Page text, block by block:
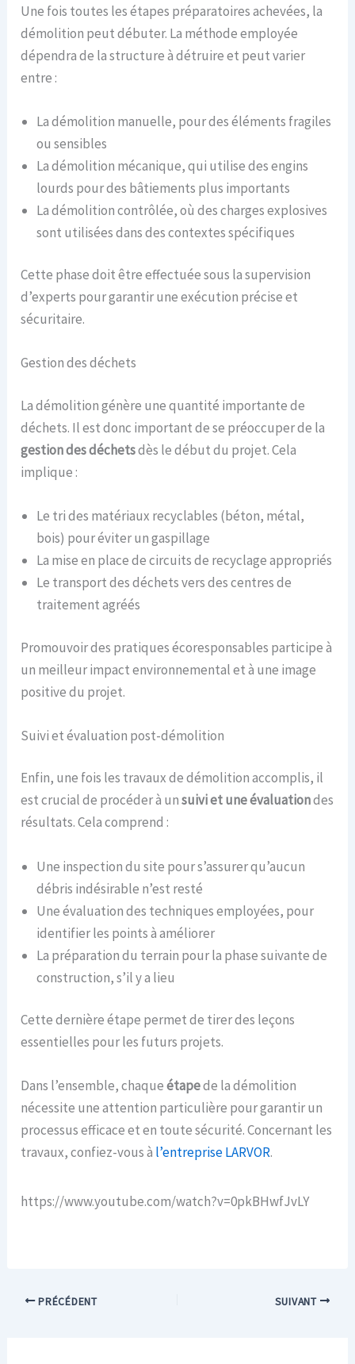
Une fois toutes les étapes préparatoires achevées, la
démolition peut débuter. La méthode employée
dépendra de la structure à détruire et peut varier
entre :
La démolition manuelle, pour des éléments fragiles
ou sensibles
La démolition mécanique, qui utilise des engins
lourds pour des bâtiements plus importants
La démolition contrôlée, où des charges explosives
sont utilisées dans des contextes spécifiques
Cette phase doit être effectuée sous la supervision
d’experts pour garantir une exécution précise et
sécuritaire.
Gestion des déchets
La démolition génère une quantité importante de
déchets. Il est donc important de se préoccuper de la
gestion des déchetsdès le début du projet. Cela
implique :
Le tri des matériaux recyclables (béton, métal,
bois) pour éviter un gaspillage
La mise en place de circuits de recyclage appropriés
Le transport des déchets vers des centres de
traitement agréés
Promouvoir des pratiques écoresponsables participe à
un meilleur impact environnemental et à une image
positive du projet.
Suivi et évaluation post-démolition
Enfin, une fois les travaux de démolition accomplis, il
est crucial de procéder à unsuivi et une évaluationdes
résultats. Cela comprend :
Une inspection du site pour s’assurer qu’aucun
débris indésirable n’est resté
Une évaluation des techniques employées, pour
identifier les points à améliorer
La préparation du terrain pour la phase suivante de
construction, s’il y a lieu
Cette dernière étape permet de tirer des leçons
essentielles pour les futurs projets.
Dans l’ensemble, chaqueétapede la démolition
nécessite une attention particulière pour garantir un
processus efficace et en toute sécurité. Concernant les
travaux, confiez-vous à l’entreprise LARVOR.
https://www.youtube.com/watch?v=0pkBHwfJvLY
PRÉCÉDENT SUIVANT